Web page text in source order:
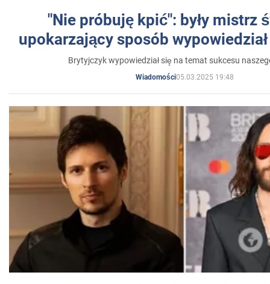
"Nie próbuję kpić": były mistrz
upokarzający sposób
Brytyjczyk wypowiedział się na temat sukcesu
Wiadomości05.03.2025 19:48